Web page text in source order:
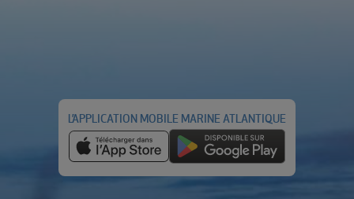
L’APPLICATION MOBILE MARINE ATLANTIQUE